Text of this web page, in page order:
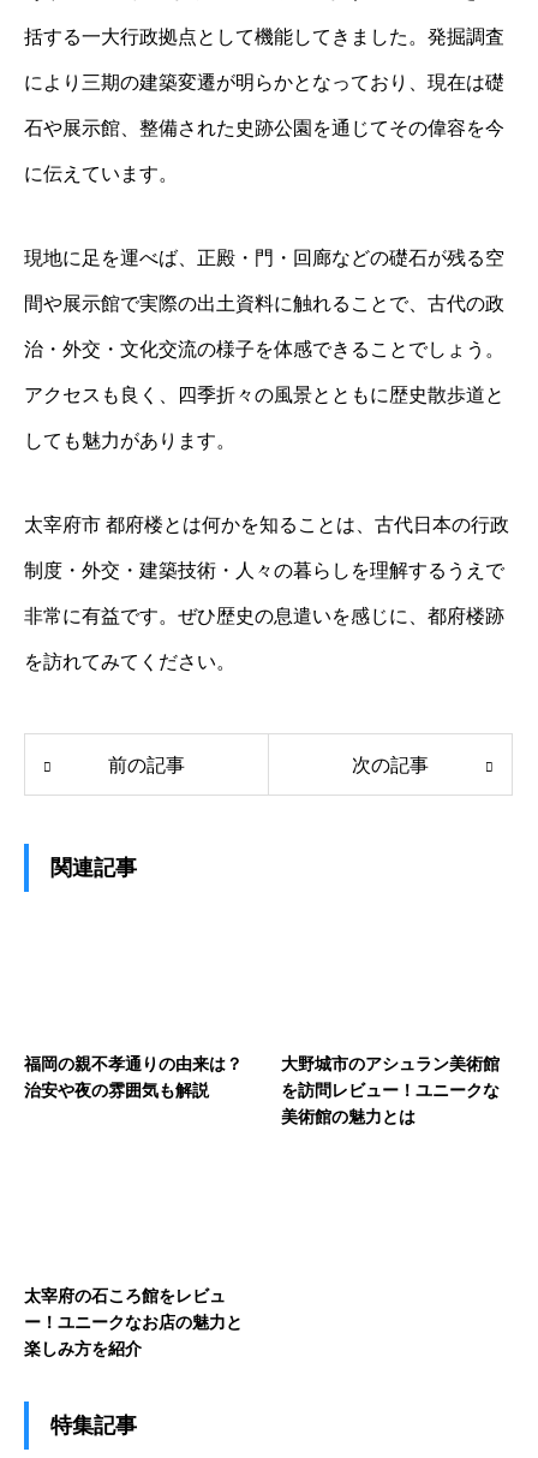
括する一大行政拠点として機能してきました。発掘調査
により三期の建築変遷が明らかとなっており、現在は礎
石や展示館、整備された史跡公園を通じてその偉容を今
に伝えています。
現地に足を運べば、正殿・門・回廊などの礎石が残る空
間や展示館で実際の出土資料に触れることで、古代の政
治・外交・文化交流の様子を体感できることでしょう。
アクセスも良く、四季折々の風景とともに歴史散歩道と
しても魅力があります。
太宰府市 都府楼とは何かを知ることは、古代日本の行政
制度・外交・建築技術・人々の暮らしを理解するうえで
非常に有益です。ぜひ歴史の息遣いを感じに、都府楼跡
を訪れてみてください。
前の記事 次の記事
関連記事
福岡の親不孝通りの由来は？
治安や夜の雰囲気も解説
大野城市のアシュラン美術館
を訪問レビュー！ユニークな
美術館の魅力とは
太宰府の石ころ館をレビュ
ー！ユニークなお店の魅力と
楽しみ方を紹介
特集記事